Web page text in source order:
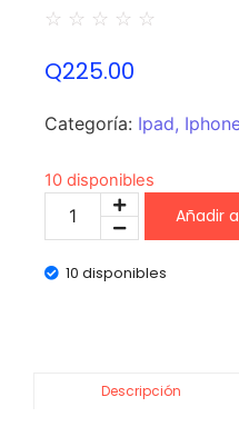
☆ ☆ ☆ ☆ ☆
Q225.00
Categoría: Ipad,
10 disponibles
Añadir
10 disponibles
Descripción